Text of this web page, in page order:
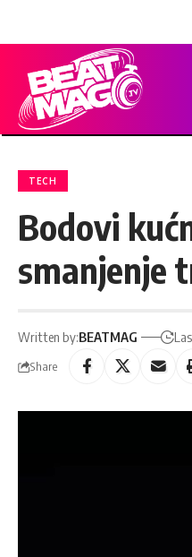
TECH
Bodovi
smanjenje
Written by:BEATMAG
Share